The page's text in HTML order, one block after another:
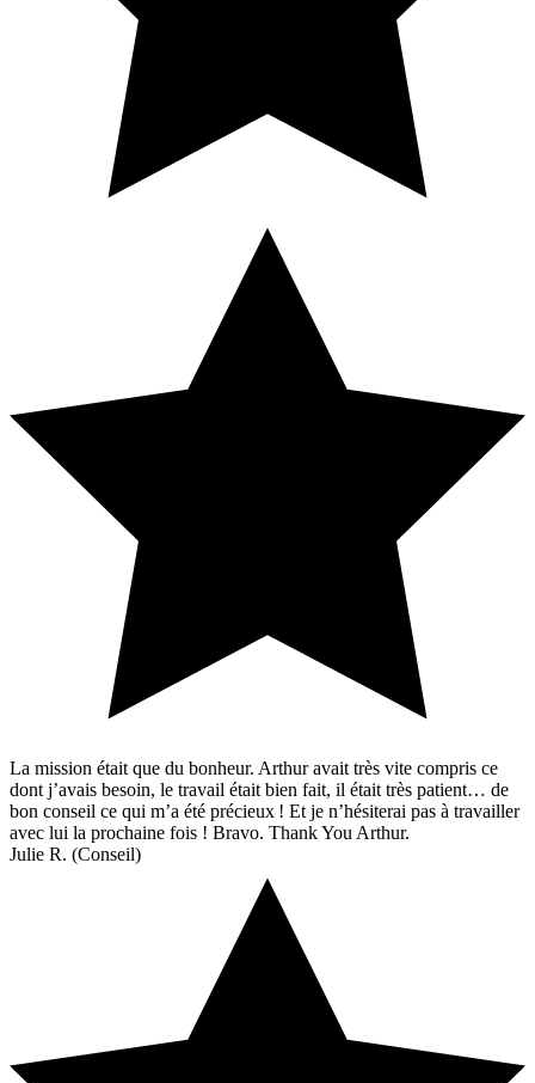
La mission était que du bonheur. Arthur avait très vite compris ce
dont j’avais besoin, le travail était bien fait, il était très patient… de
bon conseil ce qui m’a été précieux ! Et je n’hésiterai pas à travailler
avec lui la prochaine fois ! Bravo. Thank You Arthur.
Julie R. (Conseil)